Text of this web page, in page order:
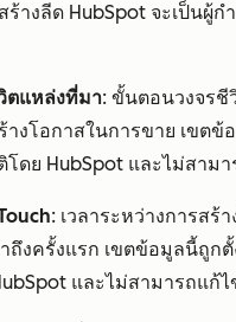
ร้างลีด HubSpot จะเป็นผู้
ตแหล่งที่มา: ขั้นตอนวงจรชี
างโอกาสในการขาย เขตข้
ดย HubSpot และไม่สาม
: เวลาระหว่างการสร้
ถึงครั้งแรก เขตข้อมูลนี้ถูก
และไม่สามารถแก้ไ